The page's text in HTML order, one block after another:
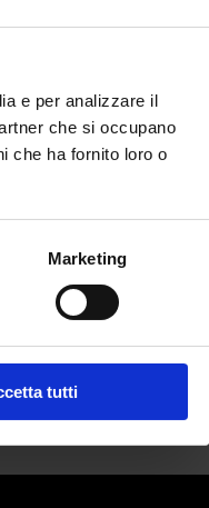
e per analizzare il
che si occupano
che ha fornito loro o
Marketing
tutti